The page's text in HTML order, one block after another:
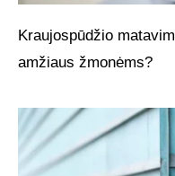
Kraujospūdžio
amžiaus žmonėms?